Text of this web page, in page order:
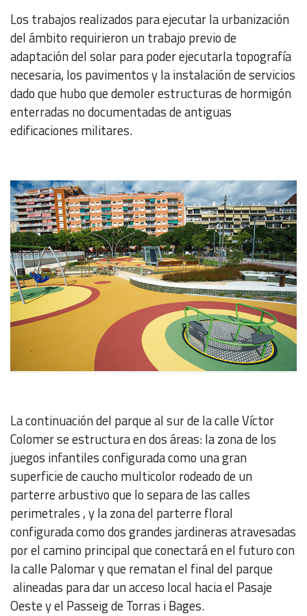
Los trabajos realizados para ejecutar la urbanización
del ámbito requirieron un trabajo previo de
adaptación del solar para poder ejecutarla topografía
necesaria, los pavimentos y la instalación de servicios
dado que hubo que demoler estructuras de hormigón
enterradas no documentadas de antiguas
edificaciones militares.
La continuación del parque al sur de la calle Víctor
Colomer se estructura en dos áreas: la zona de los
juegos infantiles configurada como una gran
superficie de caucho multicolor rodeado de un
parterre arbustivo que lo separa de las calles
perimetrales , y la zona del parterre floral
configurada como dos grandes jardineras atravesadas
por el camino principal que conectará en el futuro con
la calle Palomar y que rematan el final del parque
alineadas para dar un acceso local hacia el Pasaje
Oeste y el Passeig de Torras i Bages.